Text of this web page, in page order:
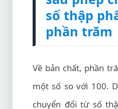
số thập
phần trăm
Về bản chất, phần
một số so với 100.
chuyển đổi từ số